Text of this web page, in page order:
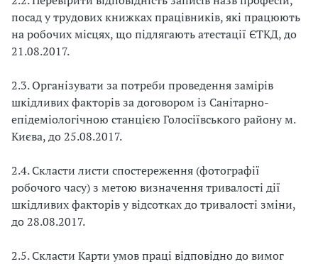
посад у трудових книжках працівників, які працюють
на робочих місцях, що підлягають атестації ЄТКД, до
21.08.2017.
2.3.Організувати за потреби проведення замірів
шкідливих факторів за договором із Санітарно-
епідеміологічною станцією Голосіївського району м.
Києва, до 25.08.2017.
2.4. Скласти листи спостереження (фотографії
робочого часу) з метою визначення тривалості дії
шкідливих факторів у відсотках до тривалості зміни,
до 28.08.2017.
2.5. Скласти Карти умов праці відповідно до вимог